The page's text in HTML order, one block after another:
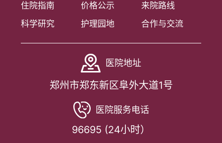
住院指南
价格公示
来院路线
科学研究
护理园地 合作与交流
医院地址
郑州市郑东新区阜外大道1号
医院服务电话
96695 (24小时）